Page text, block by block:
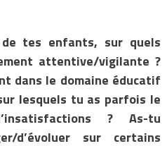
de tes enfants, sur quels
attentive/vigilante ?
dans le domaine éducatif
lesquels tu as parfois le
? As-tu
d’évoluer sur certains